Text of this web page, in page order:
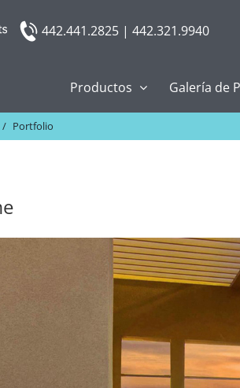
442.441.2825 | 442.321.9940
Productos Galería de
/ Portfolio